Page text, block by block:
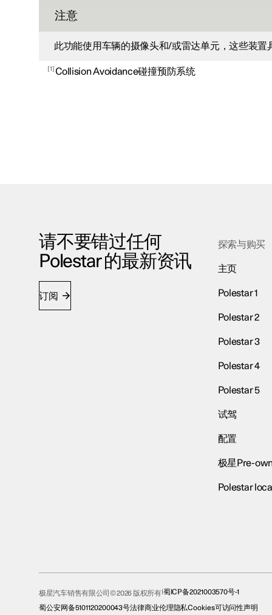
注意
此功能使用车辆的摄像头和/或雷达单元，这些装置
1 Collision Avoidance碰撞预防系统
请不要错过任何
Polestar 的最新资讯
订阅
探索与购买
主页
Polestar 1
Polestar 2
Polestar 3
Polestar 4
Polestar 5
试驾
配置
极星Pre-
Polestar
极星汽车销售有限公司© 2026 版权所有 蜀ICP备2021003570号-1
蜀公安网备5101120200043号法律商业伦理 隐私Cookies可访问性声明